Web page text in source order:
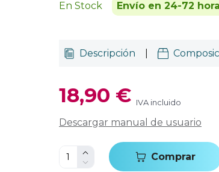
En Stock Envío en 24-72
Descripción
18,90 € IVA incluido
Descargar manual de usuario
Comprar